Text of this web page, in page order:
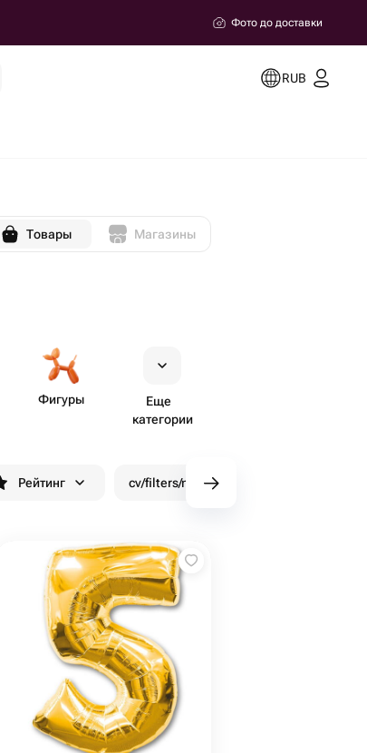
Фото до доставки
RUB
Товары Магазины
Фигуры
Еще
категории
Рейтинг cv/filters/name_fast_delivery